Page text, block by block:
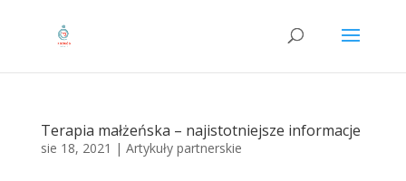
Terapia małżeńska – najistotniejsze informacje
sie 18, 2021 | Artykuły partnerskie